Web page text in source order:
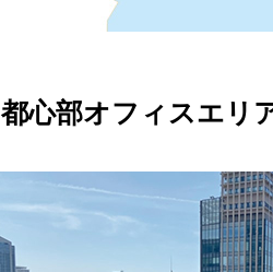
都心部オフィスエリ